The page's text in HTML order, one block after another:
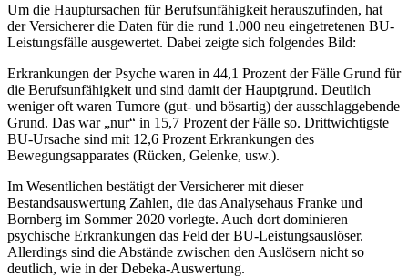
Um die Hauptursachen für Berufsunfähigkeit herauszufinden, hat
der Versicherer die Daten für die rund 1.000 neu eingetretenen BU-
Leistungsfälle ausgewertet. Dabei zeigte sich folgendes Bild:
Erkrankungen der Psyche waren in 44,1 Prozent der Fälle Grund für
die Berufsunfähigkeit und sind damit der Hauptgrund. Deutlich
weniger oft waren Tumore (gut- und bösartig) der ausschlaggebende
Grund. Das war „nur“ in 15,7 Prozent der Fälle so. Drittwichtigste
BU-Ursache sind mit 12,6 Prozent Erkrankungen des
Bewegungsapparates (Rücken, Gelenke, usw.).
Im Wesentlichen bestätigt der Versicherer mit dieser
Bestandsauswertung Zahlen, die das Analysehaus Franke und
Bornberg im Sommer 2020 vorlegte. Auch dort dominieren
psychische Erkrankungen das Feld der BU-Leistungsauslöser.
Allerdings sind die Abstände zwischen den Auslösern nicht so
deutlich, wie in der Debeka-Auswertung.